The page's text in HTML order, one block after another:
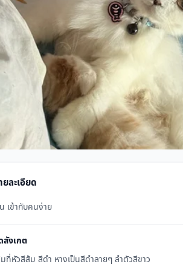
ยละเอียด
เข้ากับคนง่าย
สังเกต
มที่หัวสีส้ม สีดำ หางเป็นสีดำลายๆ ลำตัวสีขาว